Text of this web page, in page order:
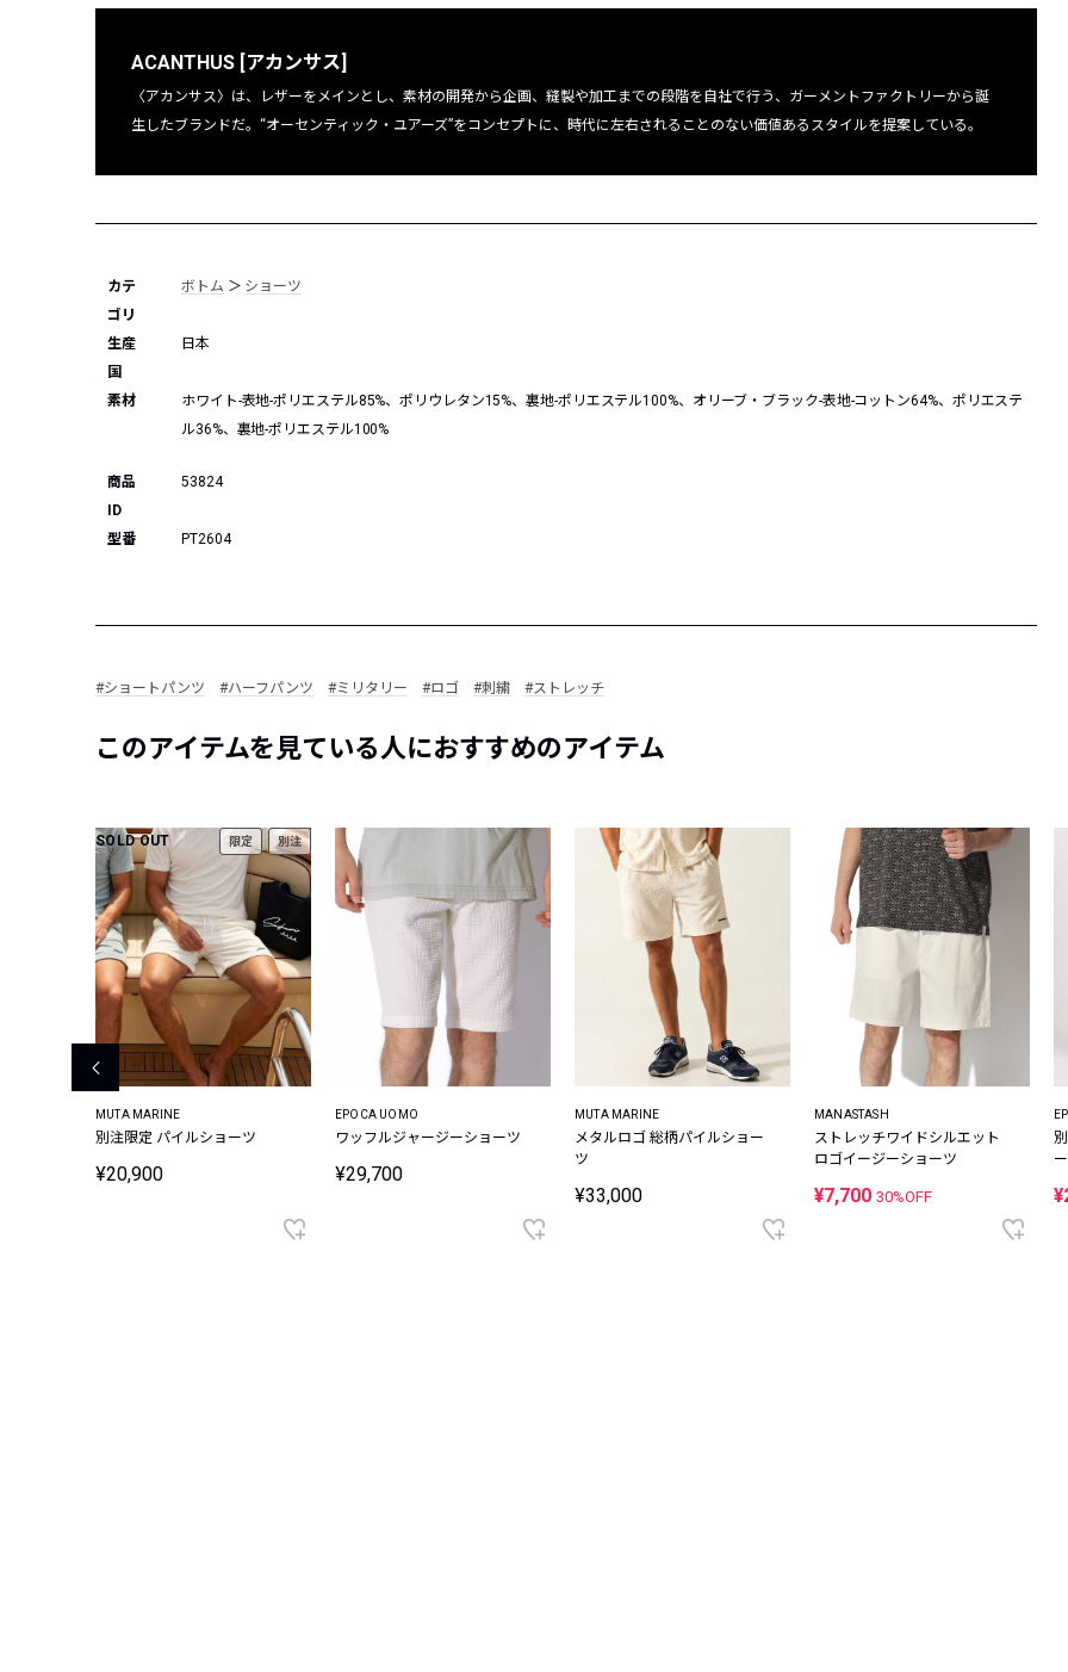
ACANTHUS [アカンサス]
〈アカンサス〉は、レザーをメインとし、素材の開発から企画、縫製や加工までの段階を自社で行う、ガーメントファクトリーから誕
生したブランドだ。“オーセンティック・ユアーズ”をコンセプトに、時代に左右されることのない価値あるスタイルを提案している。
カテ
ゴリ
ボトム ＞ ショーツ
生産
国
日本
素材
ホワイト-表地-ポリエステル85%、ポリウレタン15%、裏地-ポリエステル100%、オリーブ・ブラック-表地-コットン64%、ポリエステ
ル36%、裏地-ポリエステル100%
商品
ID
53824
型番 PT2604
#ショートパンツ #ハーフパンツ #ミリタリー #ロゴ #刺繍 #ストレッチ
このアイテムを見ている人におすすめのアイテム
SOLD OUT 限定 別注
MUTA MARINE
別注限定 パイルショーツ
¥20,900
EPOCA UOMO
ワッフルジャージーショーツ
¥29,700
MUTA MARINE
メタルロゴ 総柄パイルショー
ツ
¥33,000
MANASTASH
ストレッチワイドシルエット
ロゴイージーショーツ
¥7,700 30%OFF